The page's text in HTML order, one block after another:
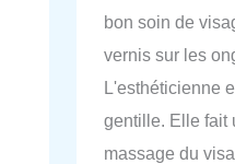
bon soin de
vernis sur les
L'esthéticienne
gentille. Elle fait
massage du